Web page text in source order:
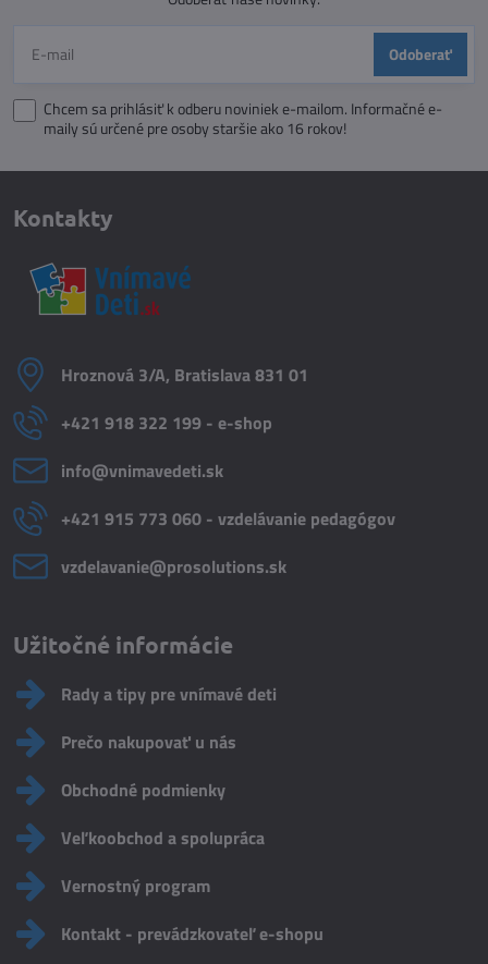
Odoberať
Chcem sa prihlásiť k odberu noviniek e-mailom. Informačné e-
maily sú určené pre osoby staršie ako 16 rokov!
Kontakty
Hroznová 3/A, Bratislava 831 01
+421 918 322 199 - e-shop
info​@vnimavedeti​.sk
+421 915 773 060 - vzdelávanie pedagógov
vzdelavanie​@prosolutions​.sk
Užitočné informácie
Rady a tipy pre vnímavé deti
Prečo nakupovať u nás
Obchodné podmienky
Veľkoobchod a spolupráca
Vernostný program
Kontakt - prevádzkovateľ e-shopu